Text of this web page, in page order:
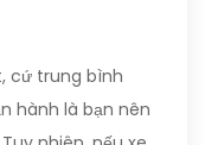
cứ trung bình
hành là bạn nên